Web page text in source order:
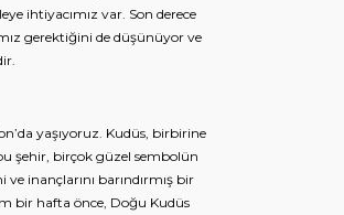
ihtiyacımız var. Son derece
gerektiğini de düşünüyor ve
yaşıyoruz. Kudüs, birbirine
şehir, birçok güzel sembolün
inançlarını barındırmış bir
bir hafta önce, Doğu Kudüs